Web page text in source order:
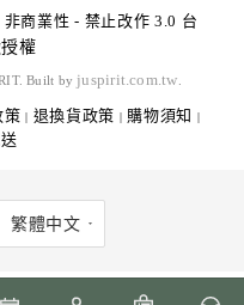
商業性 - 禁止改作 3.0 台
授權
Built by juspirit.com.tw
策 | 退換貨政策 | 購物須知 |